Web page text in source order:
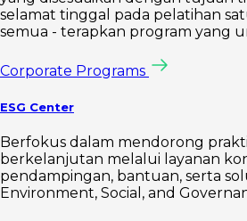
selamat tinggal pada pelatihan
semua - terapkan program yang
Corporate Programs
ESG Center
Berfokus dalam mendorong
berkelanjutan melalui layanan
pendampingan, bantuan, serta
Environment, Social, and